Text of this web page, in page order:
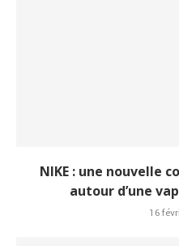
NIKE : une nouvelle
autour d’une
16